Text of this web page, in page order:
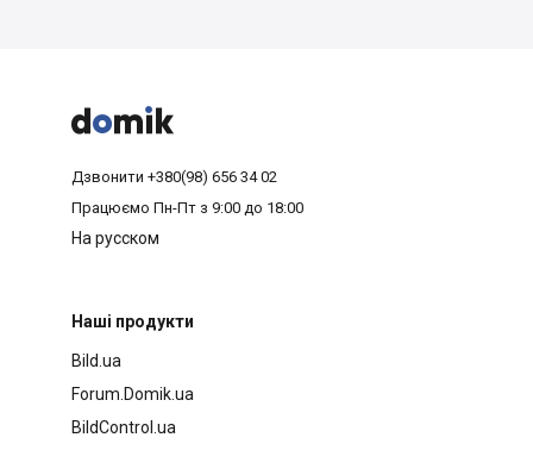



Дзвонити +380(98) 656 34 02
Працюємо Пн-Пт з 9:00 до 18:00
На русском
Наші продукти
Bild.ua
Forum.Domik.ua
BildControl.ua